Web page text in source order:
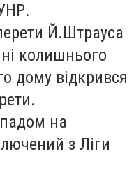
Й.Штрауса
колишнього
дому відкрився
на
з Ліги